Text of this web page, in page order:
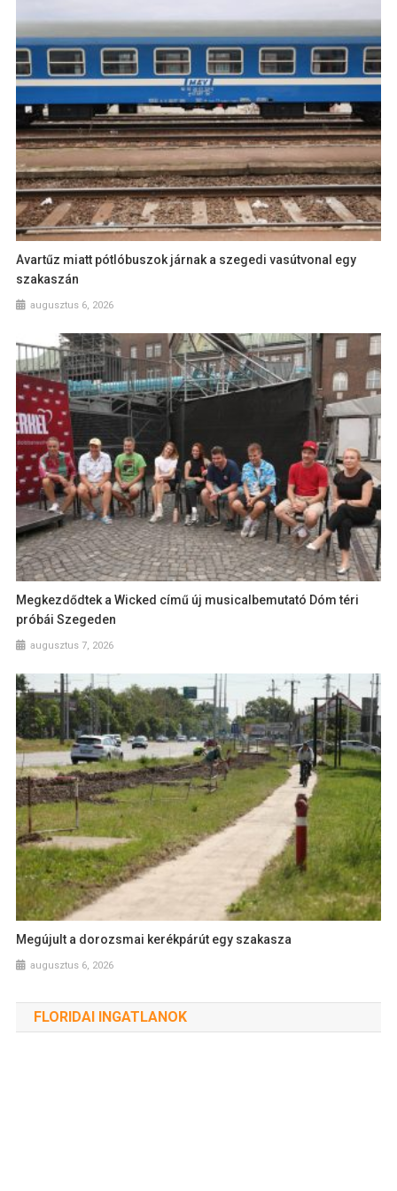
Avartűz miatt pótlóbuszok járnak a szegedi vasútvonal egy
szakaszán
augusztus 6, 2026
Megkezdődtek a Wicked című új musicalbemutató Dóm téri
próbái Szegeden
augusztus 7, 2026
Megújult a dorozsmai kerékpárút egy szakasza
augusztus 6, 2026
FLORIDAI INGATLANOK